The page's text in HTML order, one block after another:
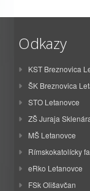
Odkazy
KST Breznovica
ŠK Breznovica
STO Letanovce
ZŠ Juraja
MŠ Letanovce
Rímskokatolícky
eRko Letanovce
FSk Olišavčan